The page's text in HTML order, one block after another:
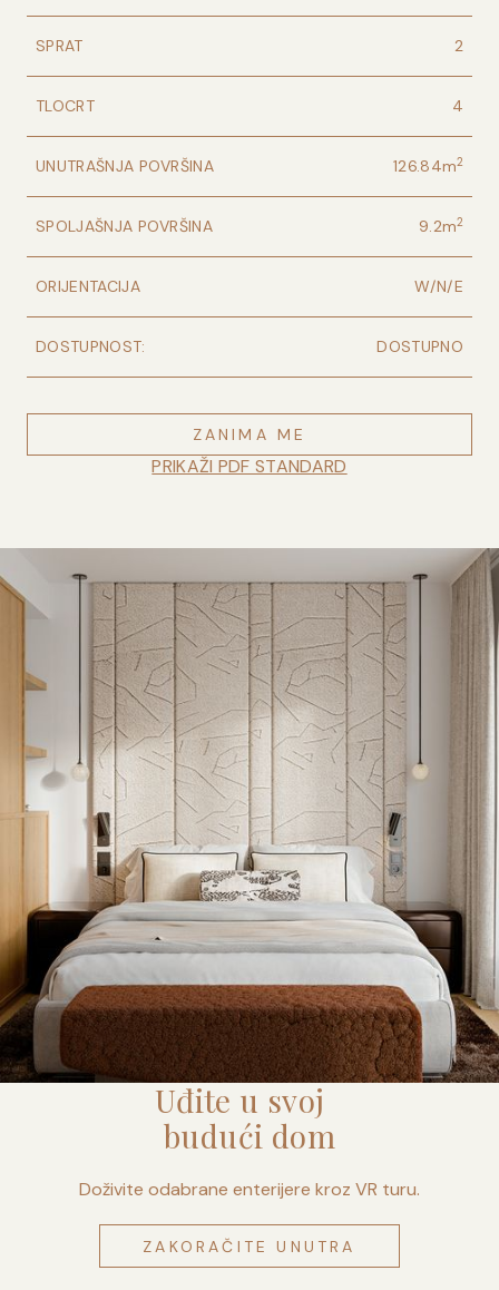
SPRAT 2
TLOCRT 4
UNUTRAŠNJA POVRŠINA 126.84m2
SPOLJAŠNJA POVRŠINA 9.2m2
ORIJENTACIJA W/N/E
DOSTUPNOST: DOSTUPNO
ZANIMA ME
PRIKAŽI PDF STANDARD
Uđite u svoj
budući dom
Doživite odabrane enterijere kroz VR turu.
ZAKORAČITE UNUTRA